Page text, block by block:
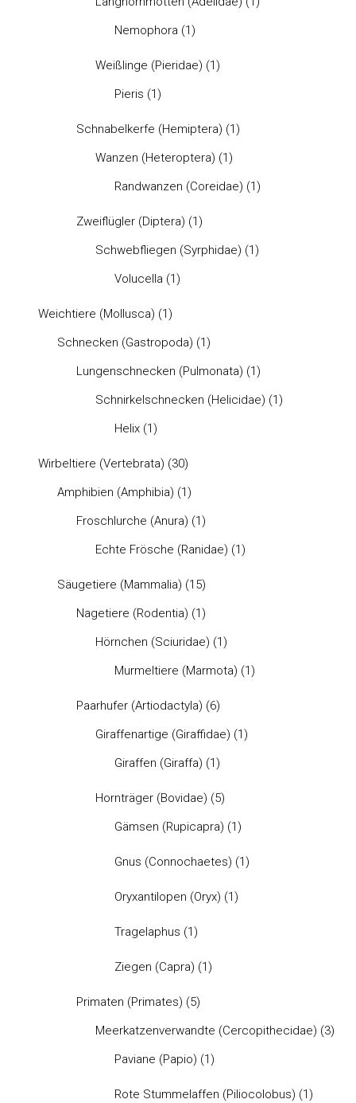
Nemophora (1)
Weißlinge (Pieridae) (1)
Pieris (1)
Schnabelkerfe (Hemiptera) (1)
Wanzen (Heteroptera) (1)
Randwanzen (Coreidae) (1)
Zweiflügler (Diptera) (1)
Schwebfliegen (Syrphidae) (1)
Volucella (1)
Weichtiere (Mollusca) (1)
Schnecken (Gastropoda) (1)
Lungenschnecken (Pulmonata) (1)
Schnirkelschnecken (Helicidae) (1)
Helix (1)
Wirbeltiere (Vertebrata) (30)
Amphibien (Amphibia) (1)
Froschlurche (Anura) (1)
Echte Frösche (Ranidae) (1)
Säugetiere (Mammalia) (15)
Nagetiere (Rodentia) (1)
Hörnchen (Sciuridae) (1)
Murmeltiere (Marmota) (1)
Paarhufer (Artiodactyla) (6)
Giraffenartige (Giraffidae) (1)
Giraffen (Giraffa) (1)
Hornträger (Bovidae) (5)
Gämsen (Rupicapra) (1)
Gnus (Connochaetes) (1)
Oryxantilopen (Oryx) (1)
Tragelaphus (1)
Ziegen (Capra) (1)
Primaten (Primates) (5)
Meerkatzenverwandte (Cercopithecidae) (3)
Paviane (Papio) (1)
Rote Stummelaffen (Piliocolobus) (1)